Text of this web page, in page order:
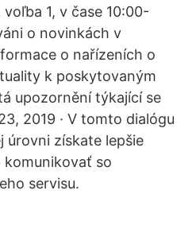
1, v čase 10:00-
o novinkách v
o nařízeních o
k poskytovaným
upozornění týkající se
2019 · V tomto dialógu
úrovni získate lepšie
so
servisu.